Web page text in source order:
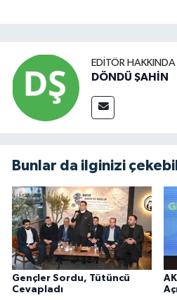
EDITÖR HAKKINDA
DÖNDÜ ŞAHİN
Bunlar da ilginizi
Gençler Sordu, Tütüncü
Cevapladı